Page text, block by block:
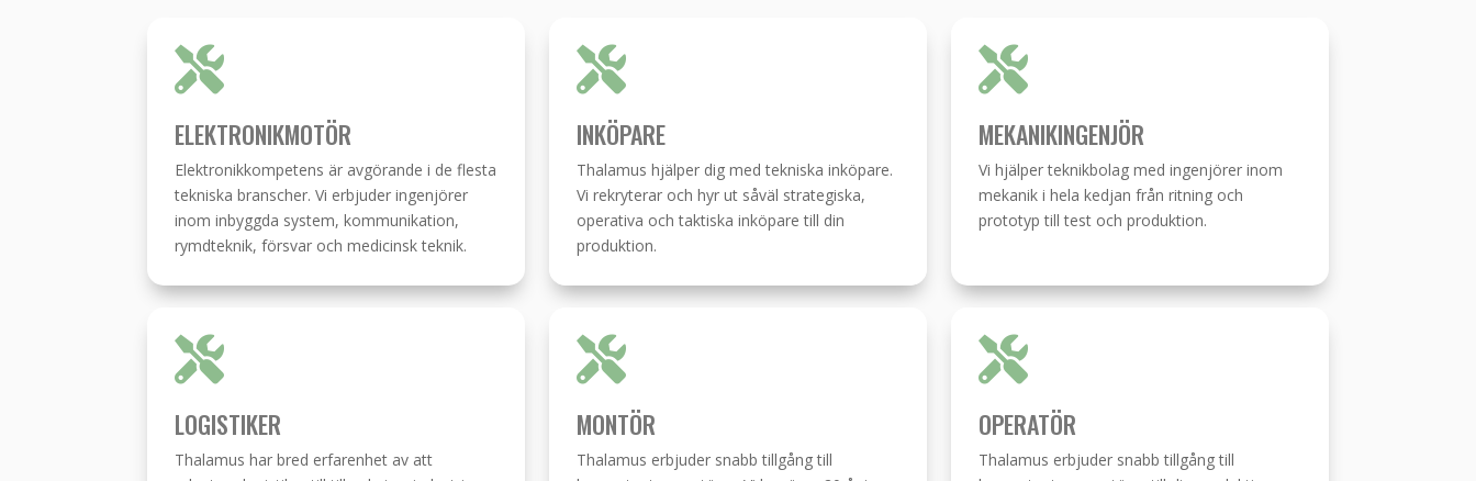

ELEKTRONIKMOTÖR
Elektronikkompetens är avgörande i de flesta
tekniska branscher. Vi erbjuder ingenjörer
inom inbyggda system, kommunikation,
rymdteknik, försvar och medicinsk teknik.

INKÖPARE
Thalamus hjälper dig med tekniska inköpare.
Vi rekryterar och hyr ut såväl strategiska,
operativa och taktiska inköpare till din
produktion.

MEKANIKINGENJÖR
Vi hjälper teknikbolag med ingenjörer inom
mekanik i hela kedjan från ritning och
prototyp till test och produktion.

LOGISTIKER
Thalamus har bred erfarenhet av att

MONTÖR
Thalamus erbjuder snabb tillgång till

OPERATÖR
Thalamus erbjuder snabb tillgång till